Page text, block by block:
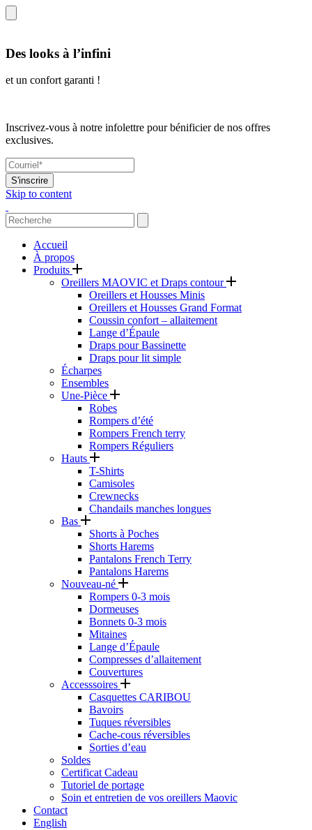
Des looks à l’infini
et un confort garanti !
Inscrivez-vous à notre infolettre pour bénificier de nos offres
exclusives.
S'inscrire
Skip to content
Accueil
À propos
Produits
Oreillers MAOVIC et Draps contour
Oreillers et Housses Minis
Oreillers et Housses Grand Format
Coussin confort – allaitement
Lange d’Épaule
Draps pour Bassinette
Draps pour lit simple
Écharpes
Ensembles
Une-Pièce
Robes
Rompers d’été
Rompers French terry
Rompers Réguliers
Hauts
T-Shirts
Camisoles
Crewnecks
Chandails manches longues
Bas
Shorts à Poches
Shorts Harems
Pantalons French Terry
Pantalons Harems
Nouveau-né
Rompers 0-3 mois
Dormeuses
Bonnets 0-3 mois
Mitaines
Lange d’Épaule
Compresses d’allaitement
Couvertures
Accesssoires
Casquettes CARIBOU
Bavoirs
Tuques réversibles
Cache-cous réversibles
Sorties d’eau
Soldes
Certificat Cadeau
Tutoriel de portage
Soin et entretien de vos oreillers Maovic
Contact
English